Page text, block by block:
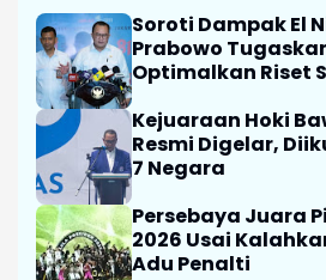
Soroti Dampak El
Prabowo
Optimalkan Riset
Kejuaraan Hoki
Resmi Digelar,
7 Negara
Persebaya Juara
2026 Usai
Adu Penalti